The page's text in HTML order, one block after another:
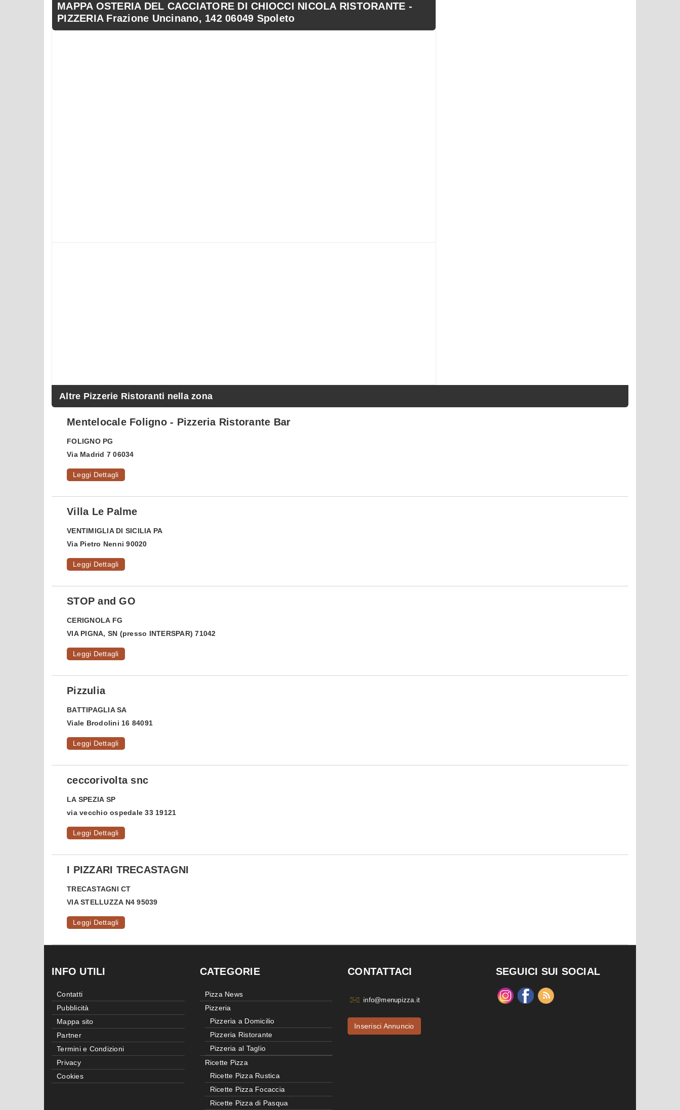
MAPPA OSTERIA DEL CACCIATORE DI CHIOCCI NICOLA RISTORANTE -
PIZZERIA Frazione Uncinano, 142 06049 Spoleto
Altre Pizzerie Ristoranti nella zona
Mentelocale Foligno - Pizzeria Ristorante Bar
FOLIGNO PG
Via Madrid 7 06034
Leggi Dettagli
Villa Le Palme
VENTIMIGLIA DI SICILIA PA
Via Pietro Nenni 90020
Leggi Dettagli
STOP and GO
CERIGNOLA FG
VIA PIGNA, SN (presso INTERSPAR) 71042
Leggi Dettagli
Pizzulia
BATTIPAGLIA SA
Viale Brodolini 16 84091
Leggi Dettagli
ceccorivolta snc
LA SPEZIA SP
via vecchio ospedale 33 19121
Leggi Dettagli
I PIZZARI TRECASTAGNI
TRECASTAGNI CT
VIA STELLUZZA N4 95039
Leggi Dettagli
INFO UTILI
Contatti
Pubblicità
Mappa sito
Partner
Termini e Condizioni
Privacy
Cookies
CATEGORIE
Pizza News
Pizzeria
Pizzeria a Domicilio
Pizzeria Ristorante
Pizzeria al Taglio
Ricette Pizza
Ricette Pizza Rustica
Ricette Pizza Focaccia
Ricette Pizza di Pasqua
CONTATTACI
info@menupizza.it
Inserisci Annuncio
SEGUICI SUI SOCIAL